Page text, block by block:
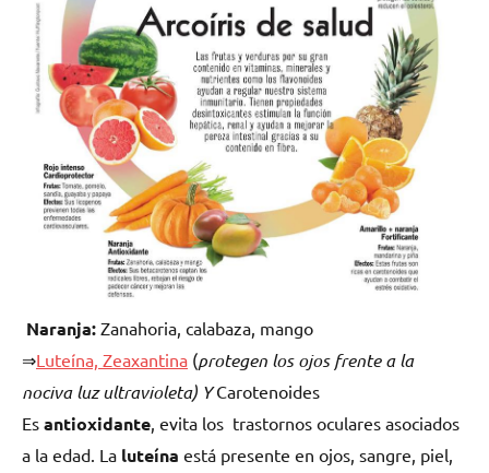
Naranja: Zanahoria, calabaza, mango
⇒Luteína, Zeaxantina (protegen los ojos frente a la
nociva luz ultravioleta) YCarotenoides
Es antioxidante, evita los trastornos oculares asociados
a la edad. La luteína está presente en ojos, sangre, piel,